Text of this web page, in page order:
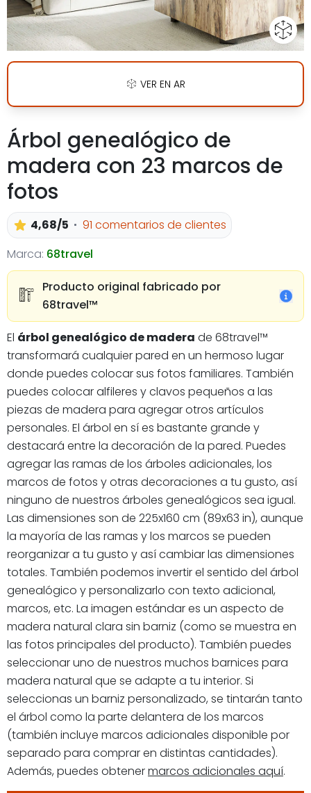
VER EN AR
Árbol genealógico de
madera con 23 marcos de
fotos
4,68/5
91 comentarios de clientes
Marca: 68travel
Producto original fabricado por
68travel™️
El árbol genealógico de madera de 68travel™
transformará cualquier pared en un hermoso lugar
donde puedes colocar sus fotos familiares. También
puedes colocar alfileres y clavos pequeños a las
piezas de madera para agregar otros artículos
personales. El árbol en sí es bastante grande y
destacará entre la decoración de la pared. Puedes
agregar las ramas de los árboles adicionales, los
marcos de fotos y otras decoraciones a tu gusto, así
ninguno de nuestros árboles genealógicos sea igual.
Las dimensiones son de 225x160 cm (89x63 in), aunque
la mayoría de las ramas y los marcos se pueden
reorganizar a tu gusto y así cambiar las dimensiones
totales. También podemos invertir el sentido del árbol
genealógico y personalizarlo con texto adicional,
marcos, etc. La imagen estándar es un aspecto de
madera natural clara sin barniz (como se muestra en
las fotos principales del producto). También puedes
seleccionar uno de nuestros muchos barnices para
madera natural que se adapte a tu interior. Si
seleccionas un barniz personalizado, se tintarán tanto
el árbol como la parte delantera de los marcos
(también incluye marcos adicionales disponible por
separado para comprar en distintas cantidades).
Además, puedes obtenermarcos adicionales aquí.